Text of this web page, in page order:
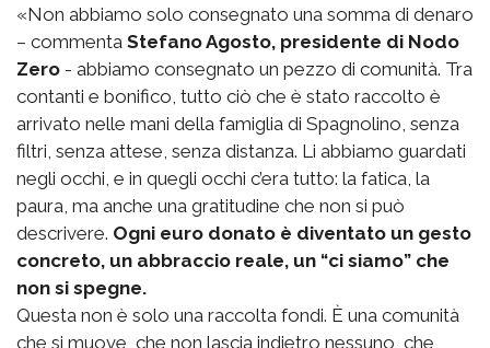
«Non abbiamo solo consegnato una somma di denaro
– commenta Stefano Agosto, presidente di Nodo
Zero - abbiamo consegnato un pezzo di comunità. Tra
contanti e bonifico, tutto ciò che è stato raccolto è
arrivato nelle mani della famiglia di Spagnolino, senza
filtri, senza attese, senza distanza. Li abbiamo guardati
negli occhi, e in quegli occhi c’era tutto: la fatica, la
paura, ma anche una gratitudine che non si può
descrivere. Ogni euro donato è diventato un gesto
concreto, un abbraccio reale, un “ci siamo” che
non si spegne.
Questa non è solo una raccolta fondi. È una comunità
che si muove, che non lascia indietro nessuno, che